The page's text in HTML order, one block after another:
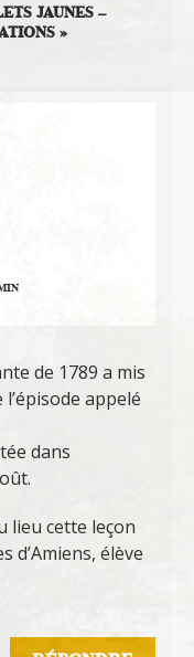
JAUNES –
»
de 1789 a mis
appelé
dans
lieu cette leçon
d’Amiens, élève